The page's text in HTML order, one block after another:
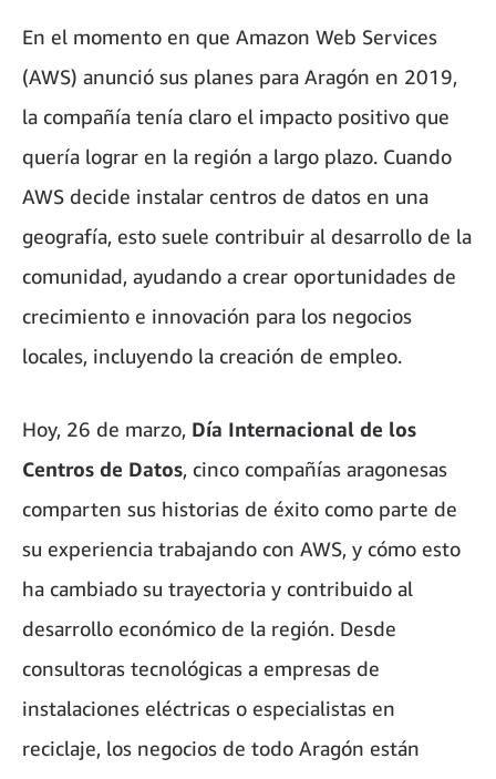
En el momento en que Amazon Web Services
(AWS) anunció sus planes para Aragón en 2019,
la compañía tenía claro el impacto positivo que
quería lograr en la región a largo plazo. Cuando
AWS decide instalar centros de datos en una
geografía, esto suele contribuir al desarrollo de la
comunidad, ayudando a crear oportunidades de
crecimiento e innovación para los negocios
locales, incluyendo la creación de empleo.
Hoy, 26 de marzo, Día Internacional de los
Centros de Datos, cinco compañías aragonesas
comparten sus historias de éxito como parte de
su experiencia trabajando con AWS, y cómo esto
ha cambiado su trayectoria y contribuido al
desarrollo económico de la región. Desde
consultoras tecnológicas a empresas de
instalaciones eléctricas o especialistas en
reciclaje, los negocios de todo Aragón están